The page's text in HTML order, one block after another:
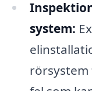
system: